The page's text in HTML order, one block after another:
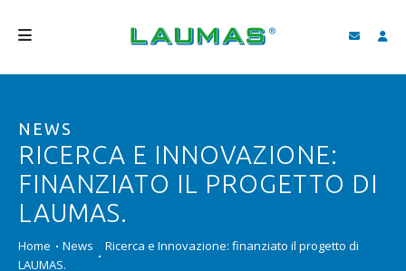
PRODOTTI
SERVIZI
ASSISTENZA E DOWNLOAD
VIDEO
NEWS
RICERCA E INNOVAZIONE:
FINANZIATO IL PROGETTO DI
LAUMAS.
Home News
Ricerca e Innovazione: finanziato il progetto di
LAUMAS.